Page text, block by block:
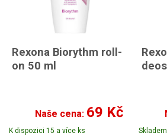
Rexona Biorythm roll-
on 50 ml
Naše cena: 69 Kč
K dispozici 15 a více ks